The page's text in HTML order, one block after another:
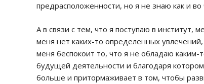
предрасположенности, но я не знаю как и во
А в связи с тем, что я поступаю в институт,
меня нет каких-то определенных
меня беспокоит то, что я не обладаю
будущей деятельности и благодаря
больше и притормаживает в том, чтобы